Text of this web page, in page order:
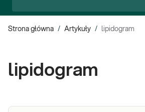
Strona główna / Artykuły / lipidogram
lipidogram